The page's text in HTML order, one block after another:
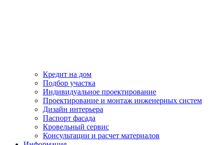
Кредит на дом
Подбор участка
Индивидуальное проектирование
Проектирование и монтаж инженерных систем
Дизайн интерьера
Паспорт фасада
Кровельный сервис
Консультации и расчет материалов